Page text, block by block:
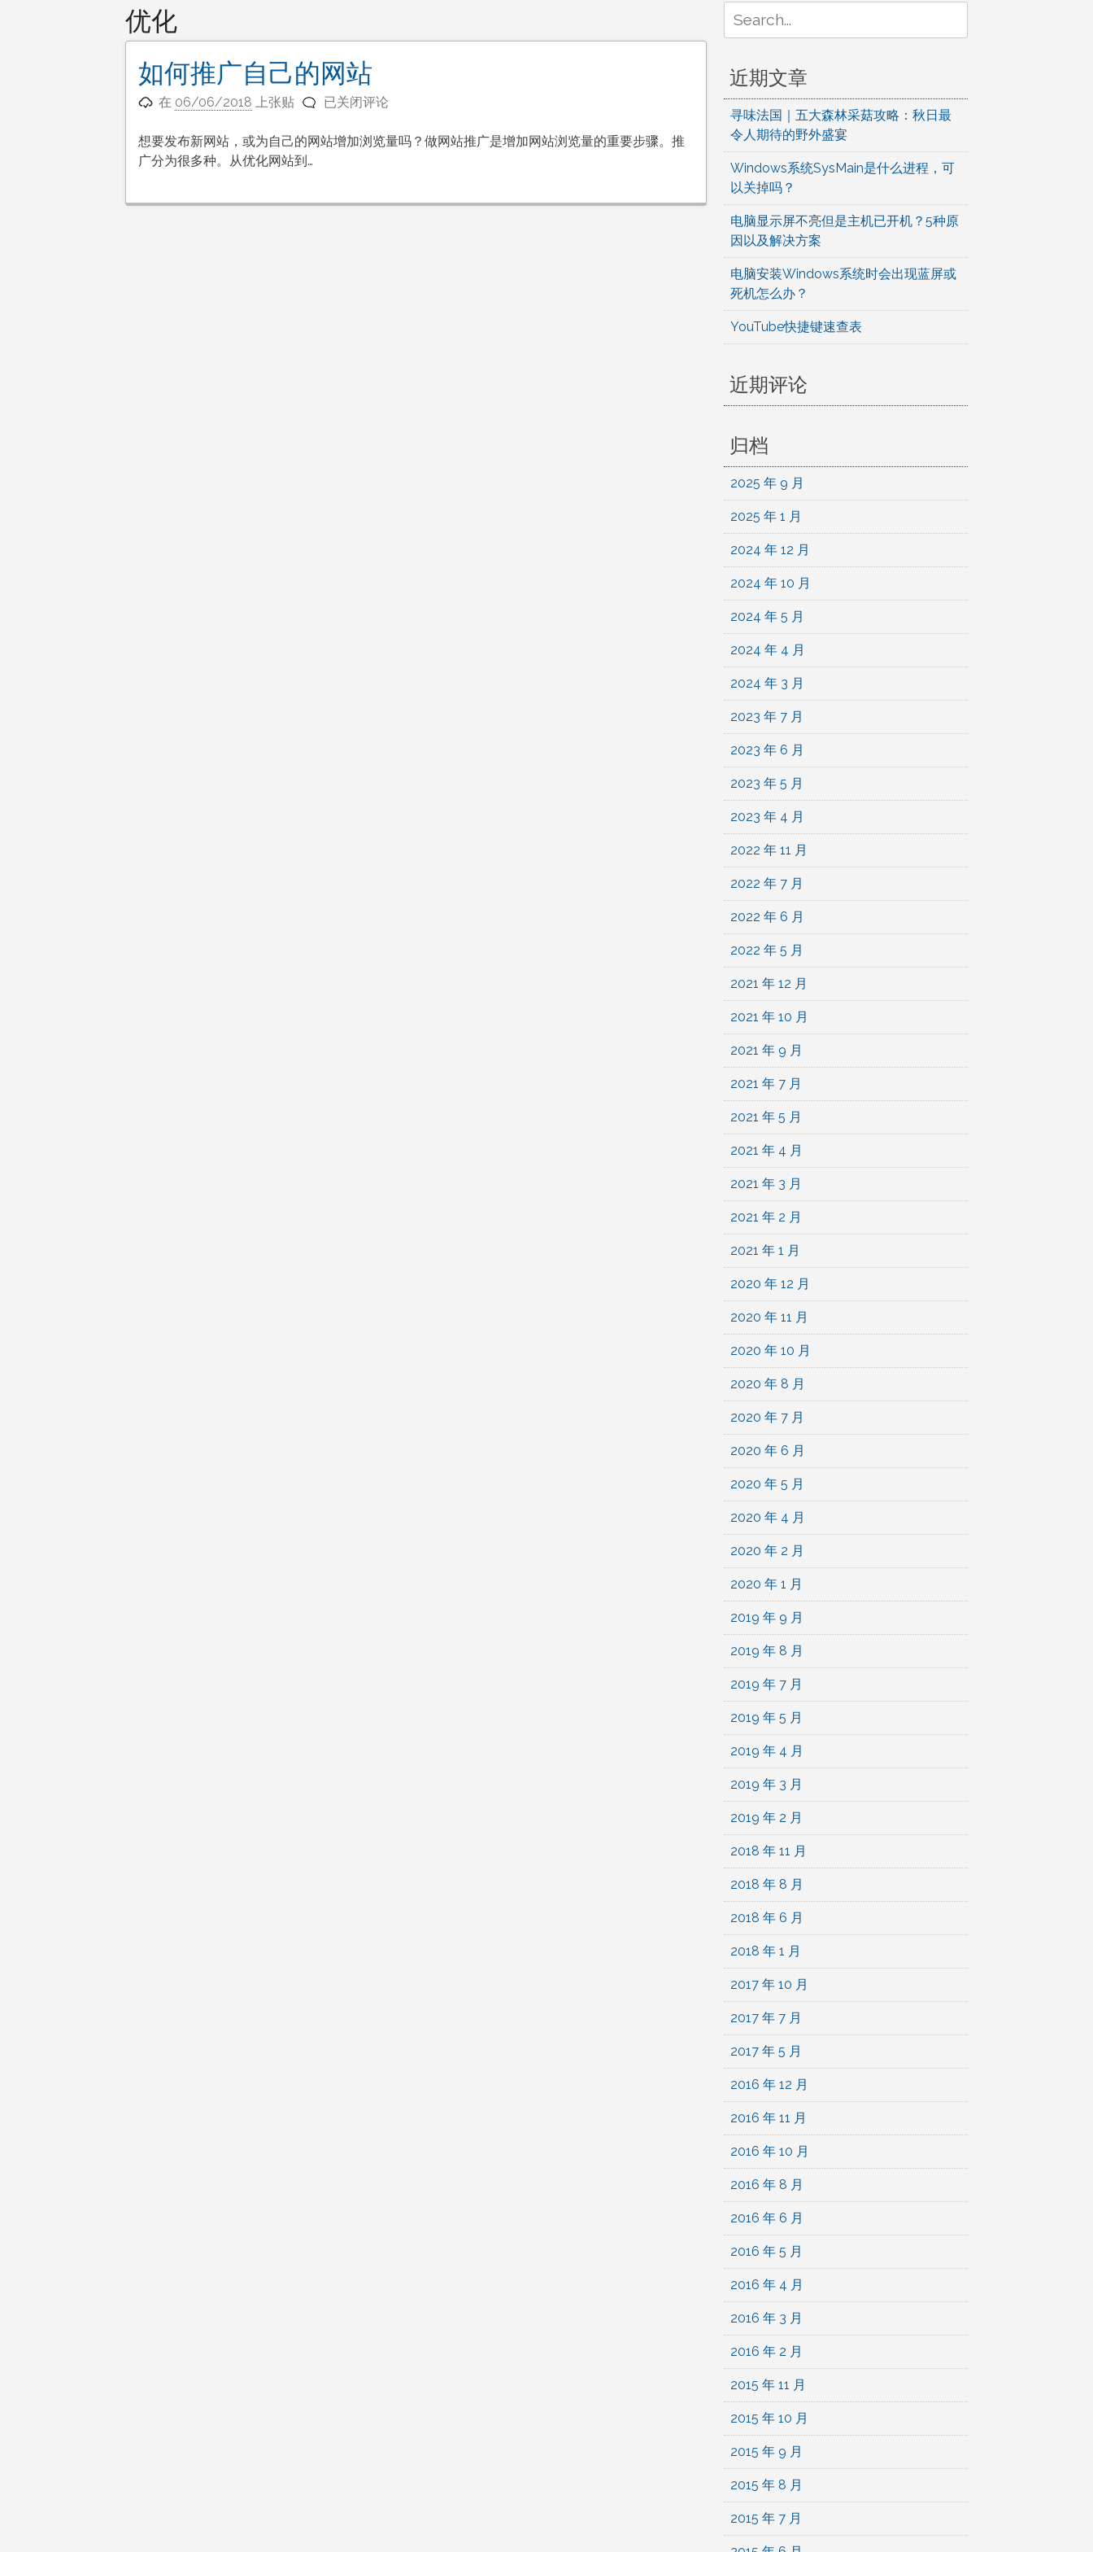
优化
如何推广自己的网站
在 06/06/2018 上张贴
如
推
已关闭评论
想要发布新网站，或为自己的网站增加浏览量吗？做网站推广是增加网站浏览量的重要步骤。推
广分为很多种。从优化网站到…
for:
近期文章
寻味法国｜五大森林采菇攻略：秋日最
令人期待的野外盛宴
Windows系统SysMain是什么进程，可
以关掉吗？
电脑显示屏不亮但是主机已开机？5种原
因以及解决方案
电脑安装Windows系统时会出现蓝屏或
死机怎么办？
YouTube快捷键速查表
近期评论
归档
2025 年 9 月
2025 年 1 月
2024 年 12 月
2024 年 10 月
2024 年 5 月
2024 年 4 月
2024 年 3 月
2023 年 7 月
2023 年 6 月
2023 年 5 月
2023 年 4 月
2022 年 11 月
2022 年 7 月
2022 年 6 月
2022 年 5 月
2021 年 12 月
2021 年 10 月
2021 年 9 月
2021 年 7 月
2021 年 5 月
2021 年 4 月
2021 年 3 月
2021 年 2 月
2021 年 1 月
2020 年 12 月
2020 年 11 月
2020 年 10 月
2020 年 8 月
2020 年 7 月
2020 年 6 月
2020 年 5 月
2020 年 4 月
2020 年 2 月
2020 年 1 月
2019 年 9 月
2019 年 8 月
2019 年 7 月
2019 年 5 月
2019 年 4 月
2019 年 3 月
2019 年 2 月
2018 年 11 月
2018 年 8 月
2018 年 6 月
2018 年 1 月
2017 年 10 月
2017 年 7 月
2017 年 5 月
2016 年 12 月
2016 年 11 月
2016 年 10 月
2016 年 8 月
2016 年 6 月
2016 年 5 月
2016 年 4 月
2016 年 3 月
2016 年 2 月
2015 年 11 月
2015 年 10 月
2015 年 9 月
2015 年 8 月
2015 年 7 月